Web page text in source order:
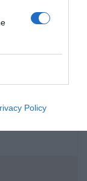
Policy
Hazte
Mareta: